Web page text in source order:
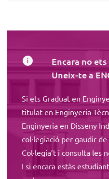
Encara no ets
Uneix-te a
Si ets Graduat en
titulat en Enginyeria
Enginyeria en Disseny
col·legiació per gaudir
Col·legia’t i consulta les
I si encara estàs estudiant,